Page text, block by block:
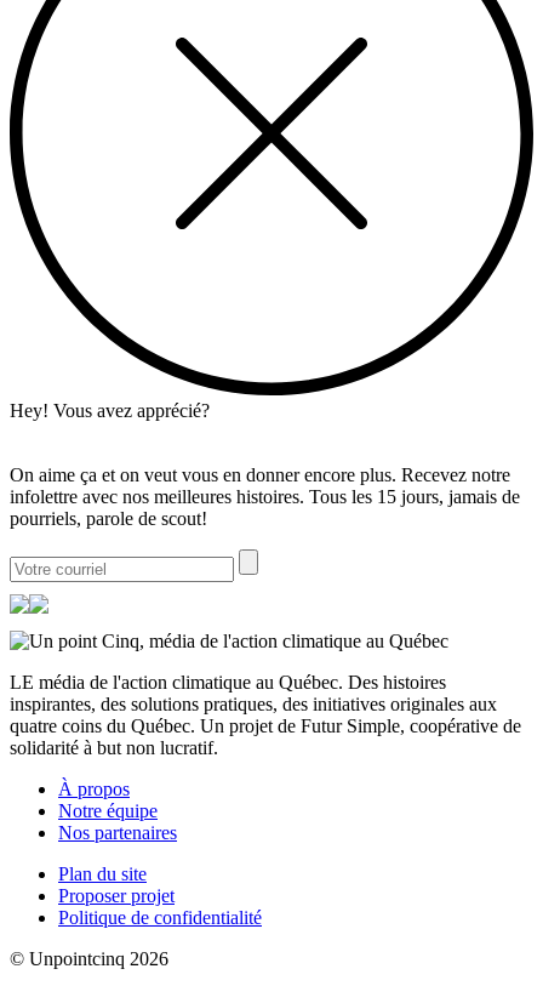
Hey! Vous avez apprécié?
On aime ça et on veut vous en donner encore plus. Recevez notre
infolettre avec nos meilleures histoires. Tous les 15 jours, jamais de
pourriels, parole de scout!
LE média de l'action climatique au Québec. Des histoires
inspirantes, des solutions pratiques, des initiatives originales aux
quatre coins du Québec. Un projet de Futur Simple, coopérative de
solidarité à but non lucratif.
À propos
Notre équipe
Nos partenaires
Plan du site
Proposer projet
Politique de confidentialité
© Unpointcinq 2026